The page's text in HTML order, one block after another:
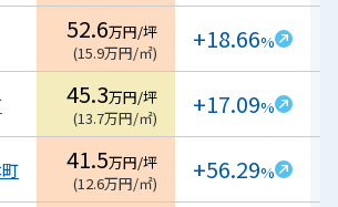
52.6万円/坪
(15.9万円/㎡) +18.66%
45.3万円/坪
(13.7万円/㎡) +17.09%
41.5万円/坪
(12.6万円/㎡) +56.29%